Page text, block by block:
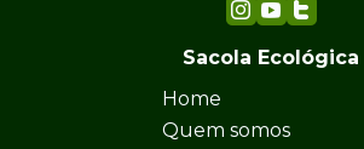
Sacola Ecológica
Home
Quem somos